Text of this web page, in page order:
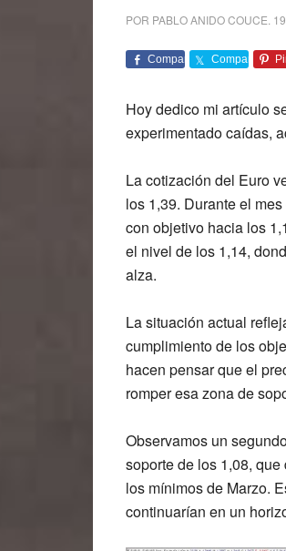
POR PABLO ANIDO COUCE
Comparte Comparte
Hoy dedico mi artículo
experimentado caídas,
La cotización del Euro
los 1,39. Durante el
con objetivo hacia los
el nivel de los 1,14,
alza.
La situación actual
cumplimiento de los
hacen pensar que el
romper esa zona de
Observamos un
soporte de los 1,08,
los mínimos de Marzo.
continuarían en un